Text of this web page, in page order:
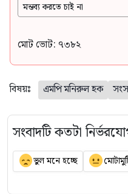
মন্তব্য করতে চাই না
মোট ভোট: ৭৩৮২
বিষয়ঃ এমপি মনিরুল হক
সংবাদটি কতটা
ভুল মনে হচ্ছে